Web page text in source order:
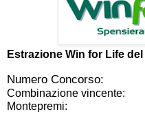
Estrazione Win for Life del
Numero Concorso:
Combinazione vincente:
Montepremi: